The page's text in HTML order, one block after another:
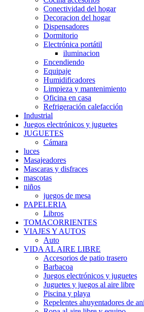
Conectividad del hogar
Decoracion del hogar
Dispensadores
Dormitorio
Electrónica portátil
iluminacion
Encendiendo
Equipaje
Humidificadores
Limpieza y mantenimiento
Oficina en casa
Refrigeración calefacción
Industrial
Juegos electrónicos y juguetes
JUGUETES
Cámara
luces
Masajeadores
Mascaras y disfraces
mascotas
niños
juegos de mesa
PAPELERIA
Libros
TOMACORRIENTES
VIAJES Y AUTOS
Auto
VIDA AL AIRE LIBRE
Accesorios de patio trasero
Barbacoa
Juegos electrónicos y juguetes
Juguetes y juegos al aire libre
Piscina y playa
Repelentes ahuyentadores de